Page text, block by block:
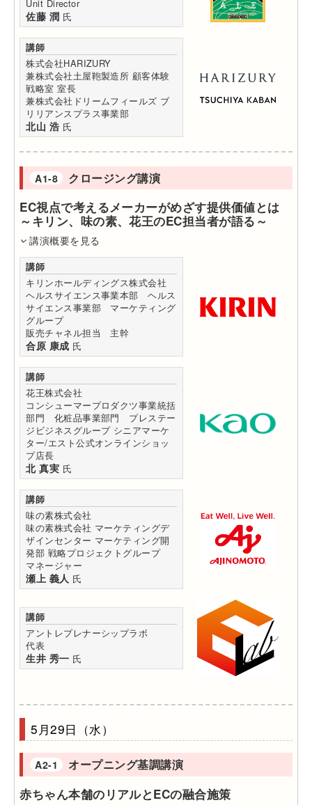
Unit Director
佐藤 潤 氏
講師
株式会社HARIZURY
兼株式会社土屋鞄製造所 顧客体験
戦略室 室長
兼株式会社ドリームフィールズ ブ
リリアンスプラス事業部
北山 浩 氏
A1-8 クロージング講演
EC視点で考えるメーカーがめざす提供価値とは
～キリン、味の素、花王のEC担当者が語る～
講演概要を見る
講師
キリンホールディングス株式会社
ヘルスサイエンス事業本部 ヘルス
サイエンス事業部 マーケティング
グループ
販売チャネル担当 主幹
合原 康成 氏
講師
花王株式会社
コンシューマープロダクツ事業統括
部門 化粧品事業部門 プレステー
ジビジネスグループ シニアマーケ
ター/エスト公式オンラインショッ
プ店長
北 真実 氏
講師
味の素株式会社
味の素株式会社 マーケティングデ
ザインセンター マーケティング開
発部 戦略プロジェクトグループ
マネージャー
瀬上 義人 氏
講師
アントレプレナーシップラボ
代表
生井 秀一 氏
5月29日（水）
A2-1 オープニング基調講演
赤ちゃん本舗のリアルとECの融合施策